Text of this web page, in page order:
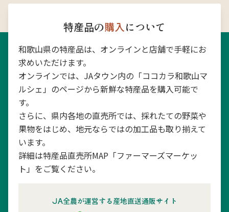
特産品の購入について
和歌山県の特産品は、オンラインと店舗で手軽にお
求めいただけます。
オンラインでは、JAタウン内の「ココカラ和歌山マ
ルシェ」のページから新鮮な特産品を購入可能で
す。
さらに、県内各地の直売所では、採れたての野菜や
果物をはじめ、地元ならではの加工品も取り揃えて
います。
詳細は特産品直売所MAP「ファーマーズマーケッ
ト」をご覧ください。
JA全農が運営する産地直送通販サイト